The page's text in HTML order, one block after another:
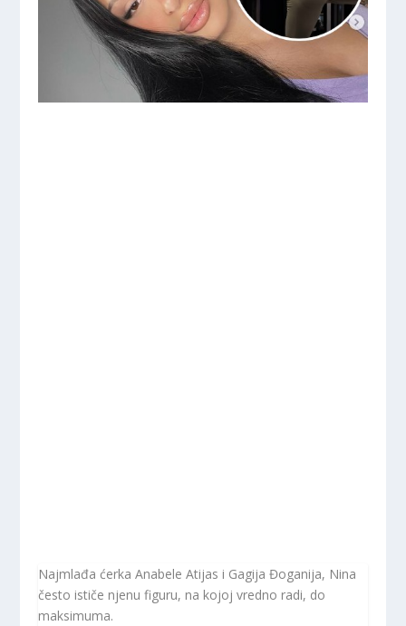
Najmlađa ćerka Anabele Atijas i Gagija Đoganija, Nina
često ističe njenu figuru, na kojoj vredno radi, do
maksimuma.